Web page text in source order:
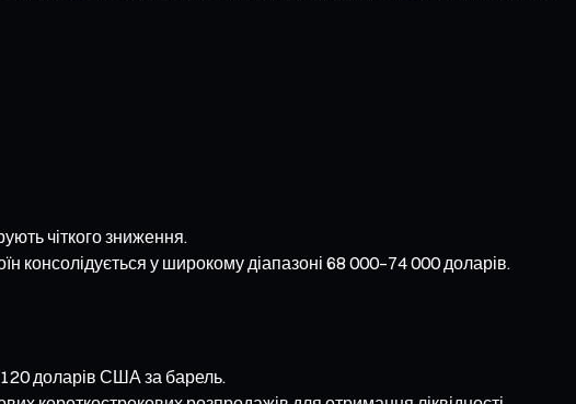
чіткого зниження.
консолідується у широкому діапазоні 68 000–74 000 доларів.
доларів США за барель.